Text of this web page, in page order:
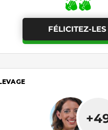
restauration collective
FÉLICITEZ-LES